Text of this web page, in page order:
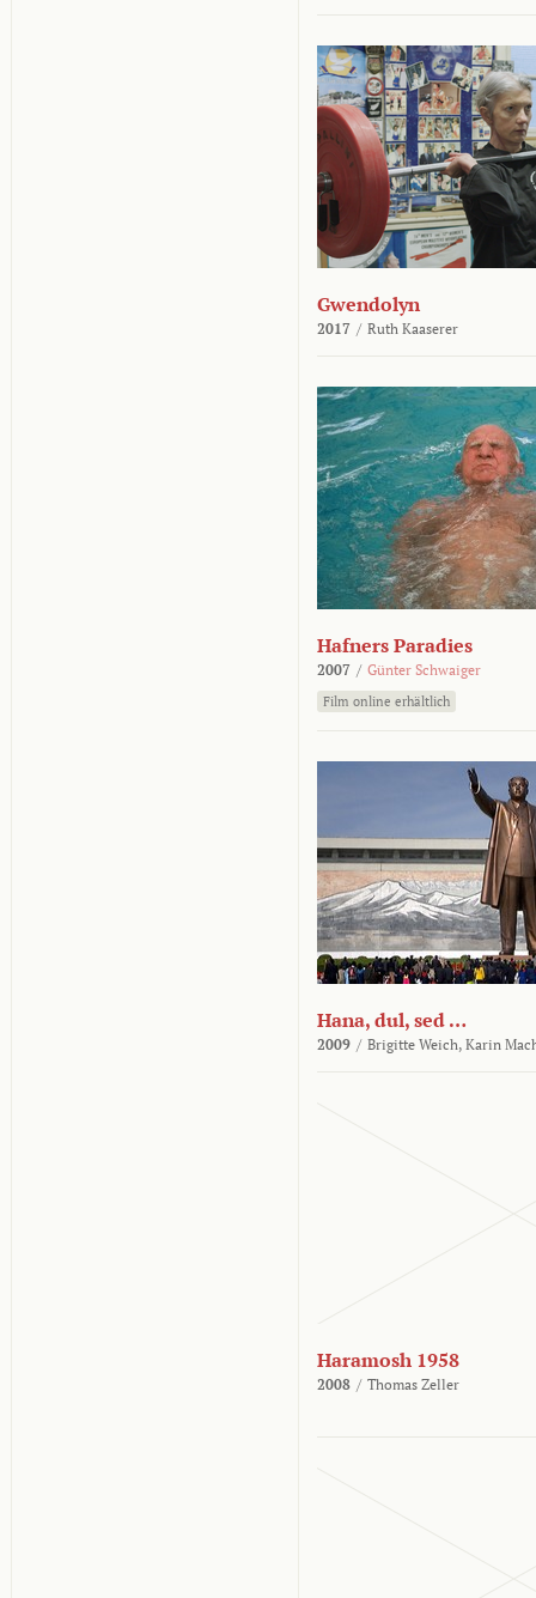
Gwendolyn
2017 / Ruth Kaaserer
Hafners Paradies
2007 / Günter Schwaiger
Film online erhältlich
Hana, dul, sed …
2009 / Brigitte Weich, Karin
Haramosh 1958
2008 / Thomas Zeller